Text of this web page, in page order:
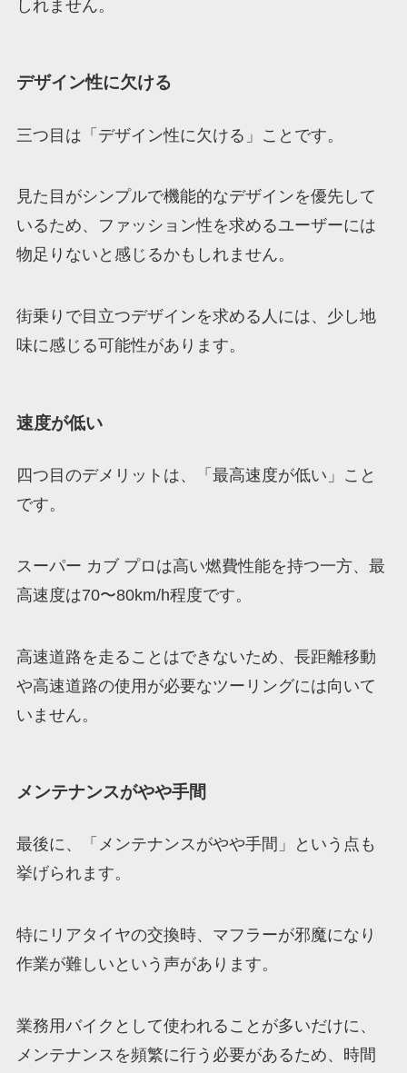
しれません。
デザイン性に欠ける
三つ目は「デザイン性に欠ける」ことです。
見た目がシンプルで機能的なデザインを優先して
いるため、ファッション性を求めるユーザーには
物足りないと感じるかもしれません。
街乗りで目立つデザインを求める人には、少し地
味に感じる可能性があります。
速度が低い
四つ目のデメリットは、「最高速度が低い」こと
です。
スーパー カブ プロは高い燃費性能を持つ一方、最
高速度は70〜80km/h程度です。
高速道路を走ることはできないため、長距離移動
や高速道路の使用が必要なツーリングには向いて
いません。
メンテナンスがやや手間
最後に、「メンテナンスがやや手間」という点も
挙げられます。
特にリアタイヤの交換時、マフラーが邪魔になり
作業が難しいという声があります。
業務用バイクとして使われることが多いだけに、
メンテナンスを頻繁に行う必要があるため、時間